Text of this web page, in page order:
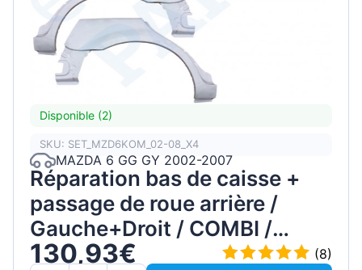
Disponible (2)
SKU: SET_MZD6KOM_02-08_X4
MAZDA 6 GG GY 2002-2007
Réparation bas de caisse +
passage de roue arrière /
Gauche+Droit / COMBI /
Ensemble
130,93€
(8)